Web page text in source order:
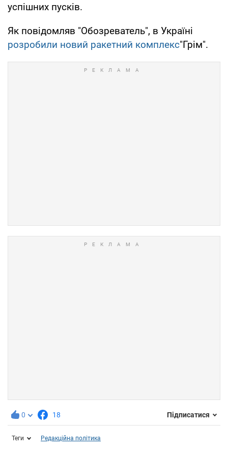
успішних пусків.
Як повідомляв "Обозреватель", в Україні
розробили новий ракетний комплекс"Грім".
0 18 Підписатися
Теги Редакційна політика